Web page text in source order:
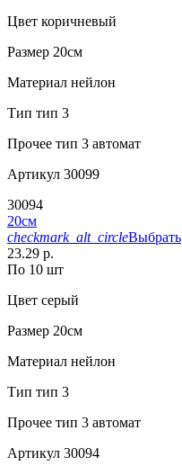
Цвет коричневый
Размер 20см
Материал нейлон
Тип тип 3
Прочее тип 3 автомат
Артикул 30099
30094
20см
checkmark_alt_circleВыбрать
23.29 р.
По 10 шт
Цвет серый
Размер 20см
Материал нейлон
Тип тип 3
Прочее тип 3 автомат
Артикул 30094